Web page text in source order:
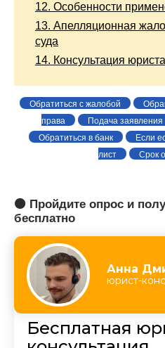
12. Особенности
13. Апелляционная
суда
14. Консультация
Обратиться с жалобой
права
Подача заявления
Обратиться в банк
Если
лист
Срок
🟠 Пройдите опрос и
бесплатно